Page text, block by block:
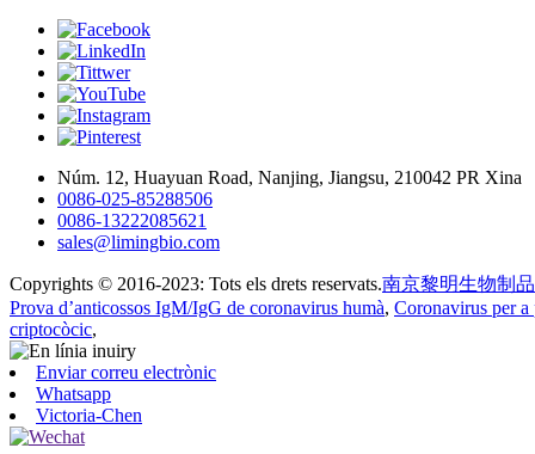
Núm. 12, Huayuan Road, Nanjing, Jiangsu, 210042 PR Xina
0086-025-85288506
0086-13222085621
sales@limingbio.com
Copyrights © 2016-2023: Tots els drets reservats.南京黎明生物制
Prova d’anticossos IgM/IgG de coronavirus humà, Coronavirus per
criptocòcic,
Enviar correu electrònic
Whatsapp
Victoria-Chen